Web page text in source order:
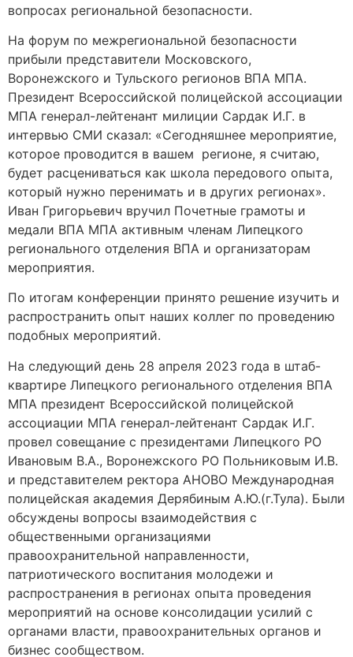
вопросах региональной безопасности.
На форум по межрегиональной безопасности
прибыли представители Московского,
Воронежского и Тульского регионов ВПА МПА.
Президент Всероссийской полицейской ассоциации
МПА генерал-лейтенант милиции Сардак И.Г. в
интервью СМИ сказал: «Сегодняшнее мероприятие,
которое проводится в вашем регионе, я считаю,
будет расцениваться как школа передового опыта,
который нужно перенимать и в других регионах».
Иван Григорьевич вручил Почетные грамоты и
медали ВПА МПА активным членам Липецкого
регионального отделения ВПА и организаторам
мероприятия.
По итогам конференции принято решение изучить и
распространить опыт наших коллег по проведению
подобных мероприятий.
На следующий день 28 апреля 2023 года в штаб-
квартире Липецкого регионального отделения ВПА
МПА президент Всероссийской полицейской
ассоциации МПА генерал-лейтенант Сардак И.Г.
провел совещание с президентами Липецкого РО
Ивановым В.А., Воронежского РО Польниковым И.В.
и представителем ректора АНОВО Международная
полицейская академия Дерябиным А.Ю.(г.Тула). Были
обсуждены вопросы взаимодействия с
общественными организациями
правоохранительной направленности,
патриотического воспитания молодежи и
распространения в регионах опыта проведения
мероприятий на основе консолидации усилий с
органами власти, правоохранительных органов и
бизнес сообществом.